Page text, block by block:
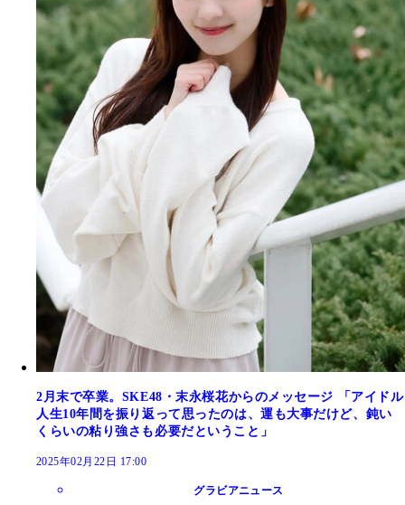
2月末で卒業。SKE48・末永桜花からのメッセージ 「アイドル
人生10年間を振り返って思ったのは、運も大事だけど、鈍い
くらいの粘り強さも必要だということ」
2025年02月22日 17:00
グラビアニュース